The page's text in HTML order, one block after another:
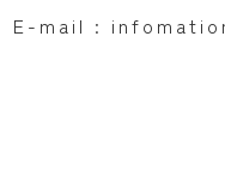
E-mail :